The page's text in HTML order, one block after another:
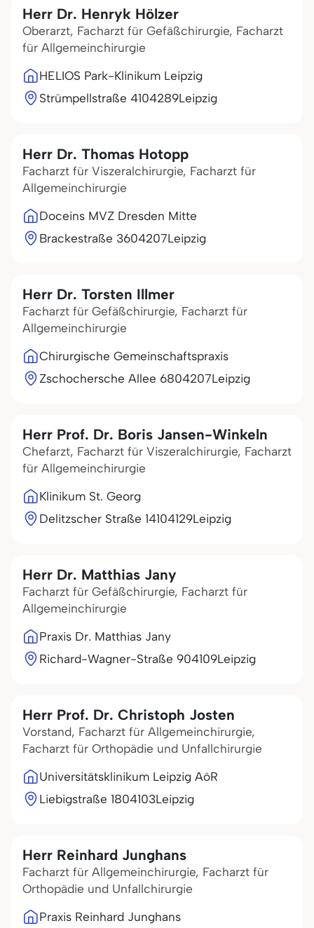
Herr Dr. Henryk Hölzer
Oberarzt, Facharzt für Gefäßchirurgie, Facharzt
für Allgemeinchirurgie
HELIOS Park-Klinikum Leipzig
Strümpellstraße 4104289Leipzig
Herr Dr. Thomas Hotopp
Facharzt für Viszeralchirurgie, Facharzt für
Allgemeinchirurgie
Doceins MVZ Dresden Mitte
Brackestraße 3604207Leipzig
Herr Dr. Torsten Illmer
Facharzt für Gefäßchirurgie, Facharzt für
Allgemeinchirurgie
Chirurgische Gemeinschaftspraxis
Zschochersche Allee 6804207Leipzig
Herr Prof. Dr. Boris Jansen-Winkeln
Chefarzt, Facharzt für Viszeralchirurgie, Facharzt
für Allgemeinchirurgie
Klinikum St. Georg
Delitzscher Straße 14104129Leipzig
Herr Dr. Matthias Jany
Facharzt für Gefäßchirurgie, Facharzt für
Allgemeinchirurgie
Praxis Dr. Matthias Jany
Richard-Wagner-Straße 904109Leipzig
Herr Prof. Dr. Christoph Josten
Vorstand, Facharzt für Allgemeinchirurgie,
Facharzt für Orthopädie und Unfallchirurgie
Universitätsklinikum Leipzig AöR
Liebigstraße 1804103Leipzig
Herr Reinhard Junghans
Facharzt für Allgemeinchirurgie, Facharzt für
Orthopädie und Unfallchirurgie
Praxis Reinhard Junghans